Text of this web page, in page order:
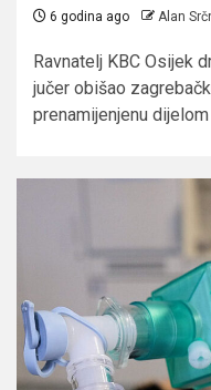
6 godina ago Alan
Ravnatelj KBC Osijek
jučer obišao
prenamijenjenu